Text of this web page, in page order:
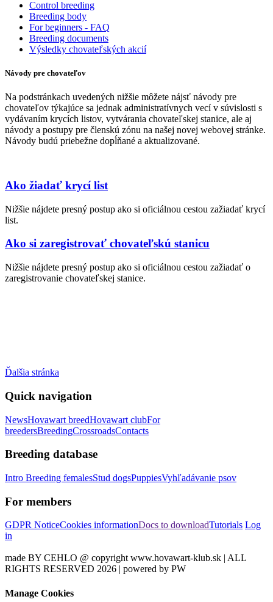
Control breeding
Breeding body
For beginners - FAQ
Breeding documents
Výsledky chovateľských akcií
Návody pre chovateľov
Na podstránkach uvedených nižšie môžete nájsť návody pre
chovateľov týkajúce sa jednak administratívnych vecí v súvislosti s
vydávaním krycích listov, vytvárania chovateľskej stanice, ale aj
návody a postupy pre členskú zónu na našej novej webovej stránke.
Návody budú priebežne dopĺňané a aktualizované.
Ako žiadať krycí list
Nižšie nájdete presný postup ako si oficiálnou cestou zažiadať krycí
list.
Ako si zaregistrovať chovateľskú stanicu
Nižšie nájdete presný postup ako si oficiálnou cestou zažiadať o
zaregistrovanie chovateľskej stanice.
Ďalšia stránka
Quick navigation
NewsHovawart breedHovawart clubFor
breedersBreedingCrossroadsContacts
Breeding database
Intro Breeding femalesStud dogsPuppiesVyhľadávanie psov
For members
GDPR NoticeCookies informationDocs to downloadTutorials Log
in
made BY CEHLO @ copyright www.hovawart-klub.sk | ALL
RIGHTS RESERVED 2026 | powered by PW
Manage Cookies